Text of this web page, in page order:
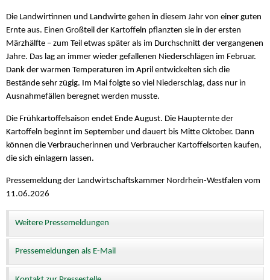
Die Landwirtinnen und Landwirte gehen in diesem Jahr von einer guten
Ernte aus. Einen Großteil der Kartoffeln pflanzten sie in der ersten
Märzhälfte – zum Teil etwas später als im Durchschnitt der vergangenen
Jahre. Das lag an immer wieder gefallenen Niederschlägen im Februar.
Dank der warmen Temperaturen im April entwickelten sich die
Bestände sehr zügig. Im Mai folgte so viel Niederschlag, dass nur in
Ausnahmefällen beregnet werden musste.
Die Frühkartoffelsaison endet Ende August. Die Haupternte der
Kartoffeln beginnt im September und dauert bis Mitte Oktober. Dann
können die Verbraucherinnen und Verbraucher Kartoffelsorten kaufen,
die sich einlagern lassen.
Pressemeldung der Landwirtschaftskammer Nordrhein-Westfalen vom
11.06.2026
Weitere Pressemeldungen
Pressemeldungen als E-Mail